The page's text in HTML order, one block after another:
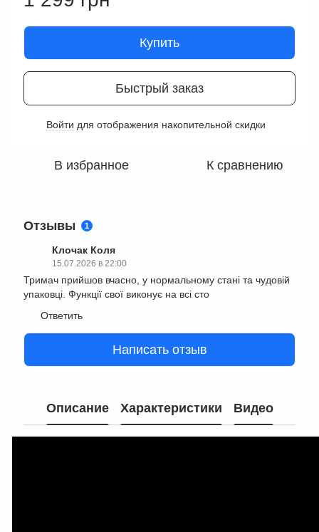
Купить
Быстрый заказ
Войти для отображения накопительной скидки
В избранное К сравнению
Отзывы 1
Клочак Коля
15.07.2026 в 22:00
Тримач прийшов вчасно, у нормальному стані та чудовій
упаковці. Функції свої виконує на всі сто
Ответить
Написать отзыв
Описание Характеристики Видео